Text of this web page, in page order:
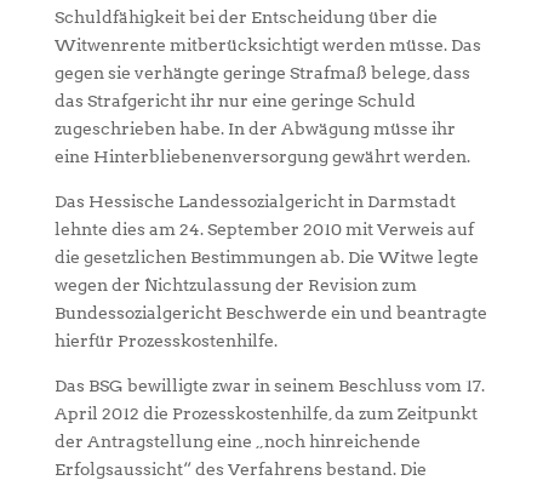
Schuldfähigkeit bei der Entscheidung über die
Witwenrente mitberücksichtigt werden müsse. Das
gegen sie verhängte geringe Strafmaß belege, dass
das Strafgericht ihr nur eine geringe Schuld
zugeschrieben habe. In der Abwägung müsse ihr
eine Hinterbliebenenversorgung gewährt werden.
Das Hessische Landessozialgericht in Darmstadt
lehnte dies am 24. September 2010 mit Verweis auf
die gesetzlichen Bestimmungen ab. Die Witwe legte
wegen der Nichtzulassung der Revision zum
Bundessozialgericht Beschwerde ein und beantragte
hierfür Prozesskostenhilfe.
Das BSG bewilligte zwar in seinem Beschluss vom 17.
April 2012 die Prozesskostenhilfe, da zum Zeitpunkt
der Antragstellung eine „noch hinreichende
Erfolgsaussicht“ des Verfahrens bestand. Die